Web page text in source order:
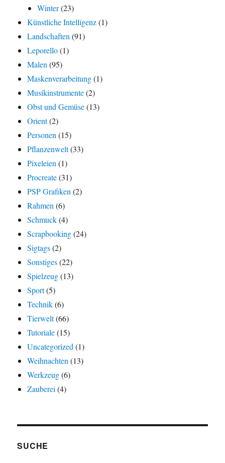
Winter(23)
Künstliche Intelligenz(1)
Landschaften(91)
Leporello(1)
Malen(95)
Maskenverarbeitung(1)
Musikinstrumente(2)
Obst und Gemüse(13)
Orient(2)
Personen(15)
Pflanzenwelt(33)
Pixeleien(1)
Procreate(31)
PSP Grafiken(2)
Rahmen(6)
Schmuck(4)
Scrapbooking(24)
Sigtags(2)
Sonstiges(22)
Spielzeug(13)
Sport(5)
Technik(6)
Tierwelt(66)
Tutoriale(15)
Uncategorized(1)
Weihnachten(13)
Werkzeug(6)
Zauberei(4)
SUCHE